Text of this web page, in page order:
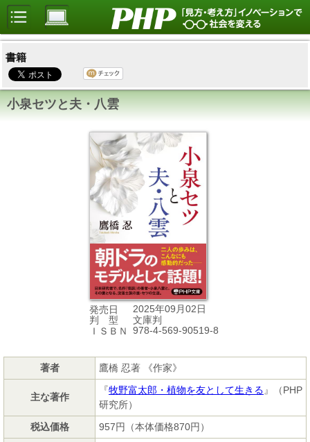
書籍
小泉セツと夫・八雲
発売日
2025年09月02日
判 型
文庫判
ＩＳＢＮ
978-4-569-90519-8
著者 鷹橋 忍著 《作家》
主な著作
『牧野富太郎・植物を友として生きる 』（PHP
研究所）
税込価格
957円（本体価格870円）